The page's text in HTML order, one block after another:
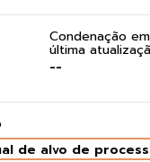
Condenação
última
--
de alvo de